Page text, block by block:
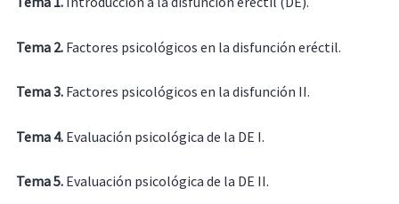
Tema 2. Factores psicológicos en la disfunción eréctil.
Tema 3. Factores psicológicos en la disfunción II.
Tema 4. Evaluación psicológica de la DE I.
Tema 5.Evaluación psicológica de la DE II.